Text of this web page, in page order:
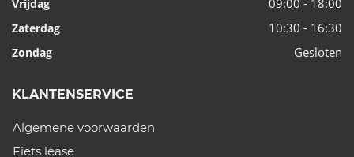
Vrijdag 09:00 - 18:00
Zaterdag 10:30 - 16:30
Zondag Gesloten
KLANTENSERVICE
Algemene voorwaarden
Fiets lease